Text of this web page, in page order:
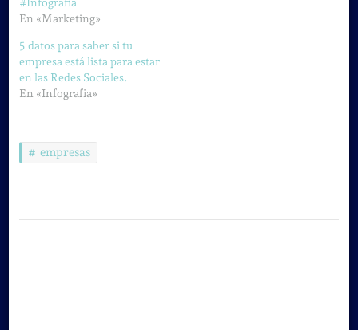
En «Marketing»
5 datos para saber si tu
empresa está lista para estar
en las Redes Sociales.
En «Infografia»
empresas